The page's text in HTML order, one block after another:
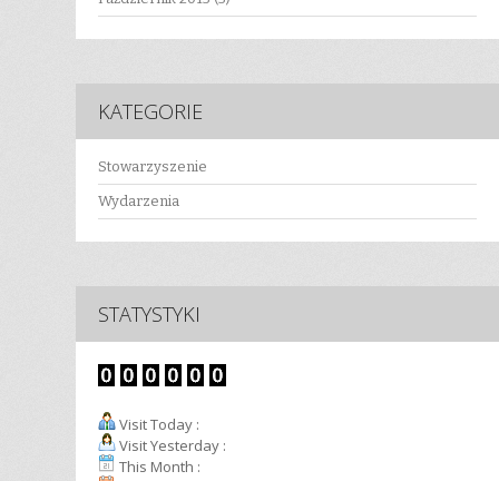
KATEGORIE
Stowarzyszenie
Wydarzenia
STATYSTYKI
Visit Today :
Visit Yesterday :
This Month :